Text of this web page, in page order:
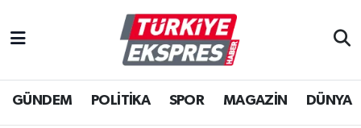
GÜNDEM POLİTİKA SPOR MAGAZİN DÜNYA
İstanbul Nöbetçi Eczaneler
İstanbul Hava Durumu